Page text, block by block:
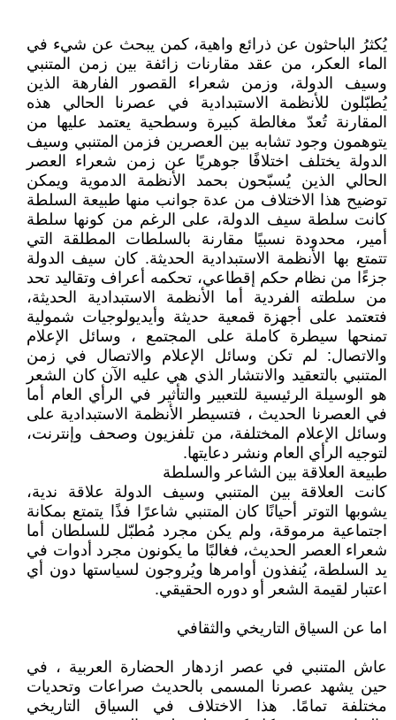
يُكثرُ الباحثون عن ذرائع واهية، كمن يبحث عن شيء في
الماء العكر، من عقد مقارنات زائفة بين زمن المتنبي
وسيف الدولة، وزمن شعراء القصور الفارهة الذين
يُطبّلون للأنظمة الاستبدادية في عصرنا الحالي هذه
المقارنة تُعدّ مغالطة كبيرة وسطحية يعتمد عليها من
يتوهمون وجود تشابه بين العصرين فزمن المتنبي وسيف
الدولة يختلف اختلافًا جوهريًا عن زمن شعراء العصر
الحالي الذين يُسبّحون بحمد الأنظمة الدموية ويمكن
توضيح هذا الاختلاف من عدة جوانب منها طبيعة السلطة
كانت سلطة سيف الدولة، على الرغم من كونها سلطة
أمير، محدودة نسبيًا مقارنة بالسلطات المطلقة التي
تتمتع بها الأنظمة الاستبدادية الحديثة. كان سيف الدولة
جزءًا من نظام حكم إقطاعي، تحكمه أعراف وتقاليد تحد
من سلطته الفردية أما الأنظمة الاستبدادية الحديثة،
فتعتمد على أجهزة قمعية حديثة وأيديولوجيات شمولية
تمنحها سيطرة كاملة على المجتمع ، وسائل الإعلام
والاتصال: لم تكن وسائل الإعلام والاتصال في زمن
المتنبي بالتعقيد والانتشار الذي هي عليه الآن كان الشعر
هو الوسيلة الرئيسية للتعبير والتأثير في الرأي العام أما
في العصرنا الحديث ، فتسيطر الأنظمة الاستبدادية على
وسائل الإعلام المختلفة، من تلفزيون وصحف وإنترنت،
لتوجيه الرأي العام ونشر دعايتها.
طبيعة العلاقة بين الشاعر والسلطة
كانت العلاقة بين المتنبي وسيف الدولة علاقة ندية،
يشوبها التوتر أحيانًا كان المتنبي شاعرًا فذًا يتمتع بمكانة
اجتماعية مرموقة، ولم يكن مجرد مُطبّل للسلطان أما
شعراء العصر الحديث، فغالبًا ما يكونون مجرد أدوات في
يد السلطة، يُنفذون أوامرها ويُروجون لسياستها دون أي
اعتبار لقيمة الشعر أو دوره الحقيقي.
اما عن السياق التاريخي والثقافي
عاش المتنبي في عصر ازدهار الحضارة العربية ، في
حين يشهد عصرنا المسمى بالحديث صراعات وتحديات
مختلفة تمامًا. هذا الاختلاف في السياق التاريخي